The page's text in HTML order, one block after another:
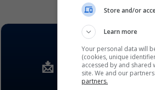
Store and/or
Learn more
Your personal data will
(cookies, unique
accessed by and shared
site. We and our
partners.